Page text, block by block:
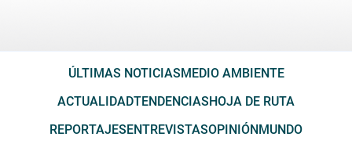
ÚLTIMAS NOTICIASMEDIO AMBIENTE
ACTUALIDADTENDENCIASHOJA DE RUTA
REPORTAJESENTREVISTASOPINIÓNMUNDO